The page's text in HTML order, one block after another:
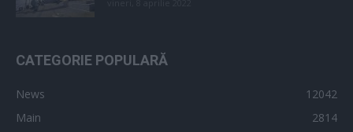
CATEGORIE POPULARĂ
News
12042
Main
2814